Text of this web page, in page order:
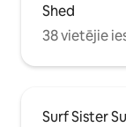
Shed
38 vietējie
Surf Sister